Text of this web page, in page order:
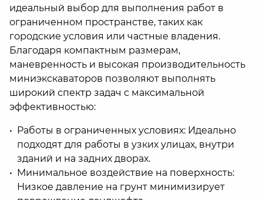
идеальный выбор для выполнения работ в
ограниченном пространстве, таких как
городские условия или частные владения.
Благодаря компактным размерам,
маневренность и высокая производительность
миниэкскаваторов позволяют выполнять
широкий спектр задач с максимальной
эффективностью:
Работы в ограниченных условиях: Идеально
подходят для работы в узких улицах, внутри
зданий и на задних дворах.
Минимальное воздействие на поверхность:
Низкое давление на грунт минимизирует